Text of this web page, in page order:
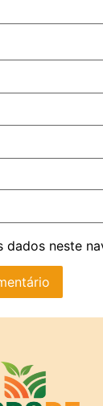
dados neste